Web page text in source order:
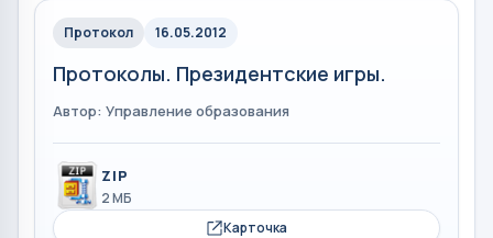
Протокол 16.05.2012
Протоколы. Президентские игры.
Автор: Управление образования
ZIP
2 МБ
Карточка